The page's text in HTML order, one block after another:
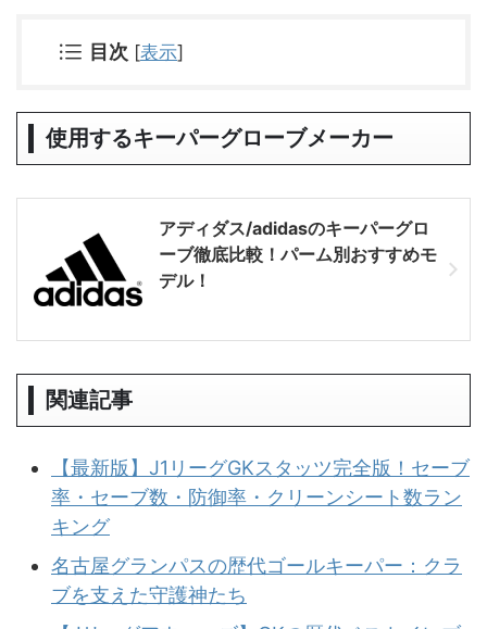
目次 [表示]
使用するキーパーグローブメーカー
アディダス/adidasのキーパーグロ
ーブ徹底比較！パーム別おすすめモ
デル！
関連記事
【最新版】J1リーグGKスタッツ完全版！セーブ
率・セーブ数・防御率・クリーンシート数ラン
キング
名古屋グランパスの歴代ゴールキーパー：クラ
ブを支えた守護神たち